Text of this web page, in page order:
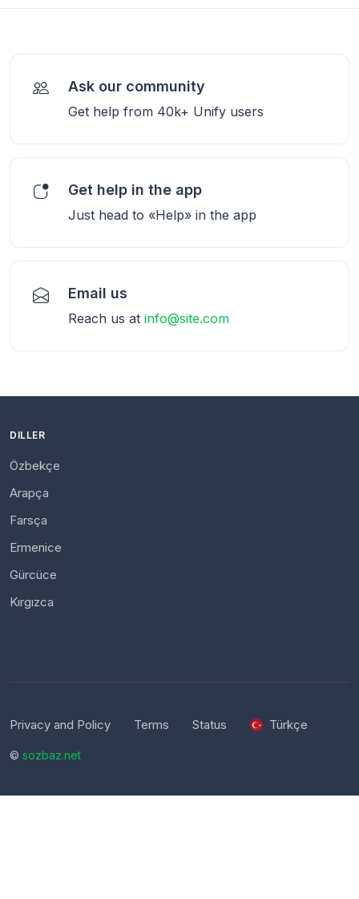
Ask our community
Get help from 40k+ Unify users
Get help in the app
Just head to «Help» in the app
Email us
Reach us at info@site.com
DILLER
Özbekçe
Arapça
Farsça
Ermenice
Gürcüce
Kırgızca
Privacy and Policy Terms Status Türkçe
© sozbaz.net